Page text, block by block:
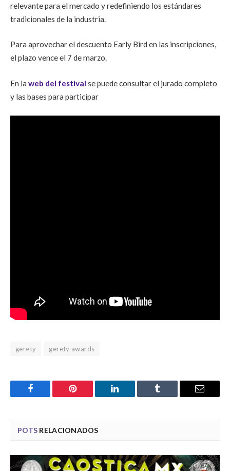
relevante para el mercado y redefiniendo los estándares
tradicionales de la industria.
Para aprovechar el descuento Early Bird en las inscripciones,
el plazo vence el 7 de marzo.
En la web del festival se puede consultar el jurado completo
y las bases para participar
gerety gerety awards
Facebook Pinterest LinkedIn Tumblr Email
POTS RELACIONADOS